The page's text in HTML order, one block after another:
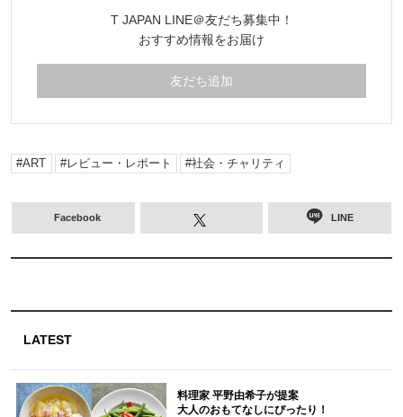
T JAPAN LINE＠友だち募集中！
おすすめ情報をお届け
友だち追加
ART レビュー・レポート 社会・チャリティ
Facebook LINE
LATEST
料理家 平野由希子が提案
大人のおもてなしにぴったり！